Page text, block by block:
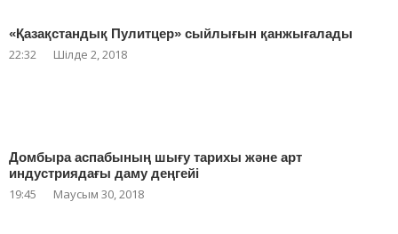
«Қазақстандық Пулитцер» сыйлығын қанжығалады
22:32 Шілде 2, 2018
Домбыра аспабының шығу тарихы және арт
индустриядағы даму деңгейі
19:45 Маусым 30, 2018